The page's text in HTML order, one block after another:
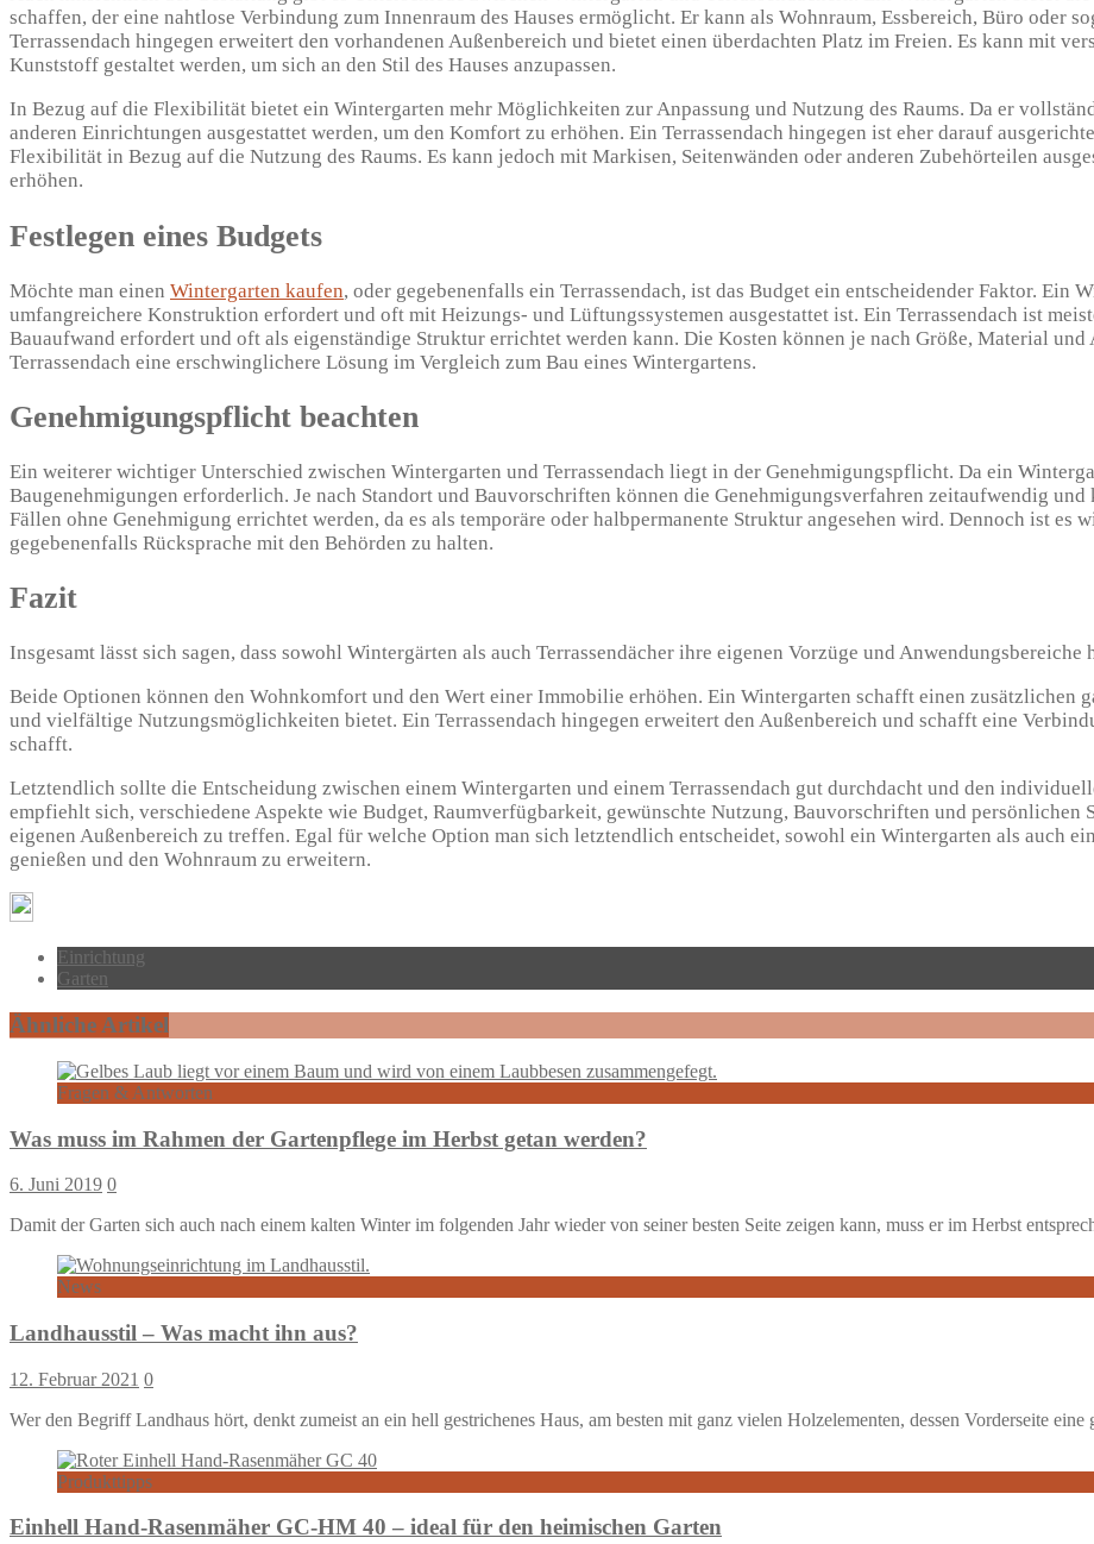
schaffen, der eine nahtlose Verbindung zum Innenraum des Hauses ermöglicht. Er kann als Wohnraum, Essbereich, Büro oder
Terrassendach hingegen erweitert den vorhandenen Außenbereich und bietet einen überdachten Platz im Freien. Es kann mit
Kunststoff gestaltet werden, um sich an den Stil des Hauses anzupassen.
In Bezug auf die Flexibilität bietet ein Wintergarten mehr Möglichkeiten zur Anpassung und Nutzung des Raums. Da er
anderen Einrichtungen ausgestattet werden, um den Komfort zu erhöhen. Ein Terrassendach hingegen ist eher darauf
Flexibilität in Bezug auf die Nutzung des Raums. Es kann jedoch mit Markisen, Seitenwänden oder anderen Zubehörteilen
erhöhen.
Festlegen eines Budgets
Möchte man einen Wintergarten kaufen, oder gegebenenfalls ein Terrassendach, ist das Budget ein entscheidender Faktor. Ein
umfangreichere Konstruktion erfordert und oft mit Heizungs- und Lüftungssystemen ausgestattet ist. Ein Terrassendach ist
Bauaufwand erfordert und oft als eigenständige Struktur errichtet werden kann. Die Kosten können je nach Größe, Material
Terrassendach eine erschwinglichere Lösung im Vergleich zum Bau eines Wintergartens.
Genehmigungspflicht beachten
Ein weiterer wichtiger Unterschied zwischen Wintergarten und Terrassendach liegt in der Genehmigungspflicht. Da ein
Baugenehmigungen erforderlich. Je nach Standort und Bauvorschriften können die Genehmigungsverfahren zeitaufwendig
Fällen ohne Genehmigung errichtet werden, da es als temporäre oder halbpermanente Struktur angesehen wird. Dennoch ist
gegebenenfalls Rücksprache mit den Behörden zu halten.
Fazit
Insgesamt lässt sich sagen, dass sowohl Wintergärten als auch Terrassendächer ihre eigenen Vorzüge und Anwendungsbereiche
Beide Optionen können den Wohnkomfort und den Wert einer Immobilie erhöhen. Ein Wintergarten schafft einen zusätzlichen
und vielfältige Nutzungsmöglichkeiten bietet. Ein Terrassendach hingegen erweitert den Außenbereich und schafft eine
schafft.
Letztendlich sollte die Entscheidung zwischen einem Wintergarten und einem Terrassendach gut durchdacht und den
empfiehlt sich, verschiedene Aspekte wie Budget, Raumverfügbarkeit, gewünschte Nutzung, Bauvorschriften und persönlichen
eigenen Außenbereich zu treffen. Egal für welche Option man sich letztendlich entscheidet, sowohl ein Wintergarten als auch
genießen und den Wohnraum zu erweitern.
Einrichtung
Garten
Ähnliche Artikel
Fragen & Antworten
Was muss im Rahmen der Gartenpflege im Herbst getan werden?
6. Juni 2019 0
Damit der Garten sich auch nach einem kalten Winter im folgenden Jahr wieder von seiner besten Seite zeigen kann, muss er im Herbst
News
Landhausstil – Was macht ihn aus?
12. Februar 2021 0
Wer den Begriff Landhaus hört, denkt zumeist an ein hell gestrichenes Haus, am besten mit ganz vielen Holzelementen, dessen Vorderseite
Produkttipps
Einhell Hand-Rasenmäher GC-HM 40 – ideal für den heimischen Garten